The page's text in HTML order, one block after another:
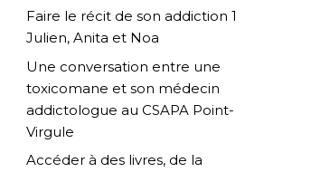
Faire le récit de son addiction 1
Julien, Anita et Noa
Une conversation entre une
toxicomane et son médecin
addictologue au CSAPA Point-
Virgule
Accéder à des livres, de la